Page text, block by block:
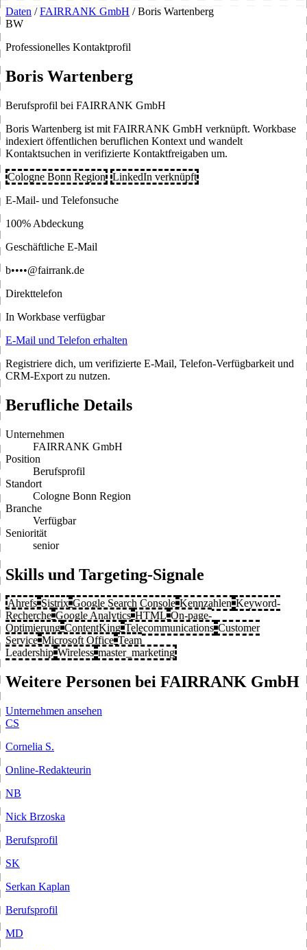
Daten / FAIRRANK GmbH / Boris Wartenberg
BW
Professionelles Kontaktprofil
Boris Wartenberg
Berufsprofil bei FAIRRANK GmbH
Boris Wartenberg ist mit FAIRRANK GmbH verknüpft. Workbase
indexiert öffentlichen beruflichen Kontext und wandelt
Kontaktsuchen in verifizierte Kontaktfreigaben um.
Cologne Bonn Region
LinkedIn verknüpft
E-Mail- und Telefonsuche
100% Abdeckung
Geschäftliche E-Mail
b••••@fairrank.de
Direkttelefon
In Workbase verfügbar
E-Mail und Telefon erhalten
Registriere dich, um verifizierte E-Mail, Telefon-Verfügbarkeit und
CRM-Export zu nutzen.
Berufliche Details
Unternehmen
FAIRRANK GmbH
Position
Berufsprofil
Standort
Cologne Bonn Region
Branche
Verfügbar
Seniorität
senior
Skills und Targeting-Signale
Ahrefs Sistrix Google Search Console Kennzahlen Keyword-
Recherche Google Analytics HTML On-page-
Optimierung ContentKing Telecommunications Customer
Service Microsoft Office Team
Leadership Wireless master_marketing
Weitere Personen bei FAIRRANK GmbH
Unternehmen ansehen
CS
Cornelia S.
Online-Redakteurin
NB
Nick Brzoska
Berufsprofil
SK
Serkan Kaplan
Berufsprofil
MD